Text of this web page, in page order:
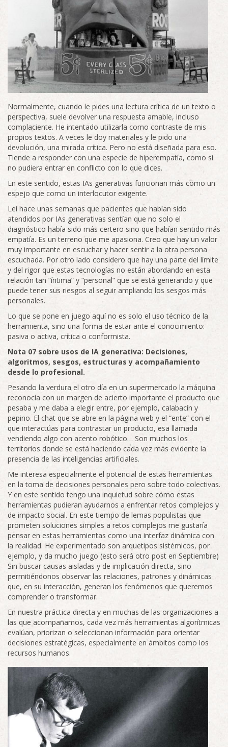
Normalmente, cuando le pides una lectura crítica de un texto o
perspectiva, suele devolver una respuesta amable, incluso
complaciente. He intentado utilizarla como contraste de mis
propios textos. A veces le doy materiales y le pido una
devolución, una mirada crítica. Pero no está diseñada para eso.
Tiende a responder con una especie de hiperempatía, como si
no pudiera entrar en conflicto con lo que dices.
En este sentido, estas IAs generativas funcionan más como un
espejo que como un interlocutor exigente.
Leí hace unas semanas que pacientes que habían sido
atendidos por IAs generativas sentían que no solo el
diagnóstico había sido más certero sino que habían sentido más
empatía. Es un terreno que me apasiona. Creo que hay un valor
muy importante en escuchar y hacer sentir a la otra persona
escuchada. Por otro lado considero que hay una parte del límite
y del rigor que estas tecnologías no están abordando en esta
relación tan “íntima” y “personal” que se está generando y que
puede tener sus riesgos al seguir ampliando los sesgos más
personales.
Lo que se pone en juego aquí no es solo el uso técnico de la
herramienta, sino una forma de estar ante el conocimiento:
pasiva o activa, crítica o conformista.
Nota 07 sobre usos de IA generativa: Decisiones,
algoritmos, sesgos, estructuras y acompañamiento
desde lo profesional.
Pesando la verdura el otro día en un supermercado la máquina
reconocía con un margen de acierto importante el producto que
pesaba y me daba a elegir entre, por ejemplo, calabacín y
pepino. El chat que se abre en la página web y el “ente” con el
que interactúas para contrastar un producto, esa llamada
vendiendo algo con acento robótico… Son muchos los
territorios donde se está haciendo cada vez más evidente la
presencia de las inteligencias artificiales.
Me interesa especialmente el potencial de estas herramientas
en la toma de decisiones personales pero sobre todo colectivas.
Y en este sentido tengo una inquietud sobre cómo estas
herramientas pudieran ayudarnos a enfrentar retos complejos y
de impacto social. En este tiempo de lemas populistas que
prometen soluciones simples a retos complejos me gustaría
pensar en estas herramientas como una interfaz dinámica con
la realidad. He experimentado son arquetipos sistémicos, por
ejemplo, y da mucho juego (esto será otro post en Septiembre)
Sin buscar causas aisladas y de implicación directa, sino
permitiéndonos observar las relaciones, patrones y dinámicas
que, en su interacción, generan los fenómenos que queremos
comprender o transformar.
En nuestra práctica directa y en muchas de las organizaciones a
las que acompañamos, cada vez más herramientas algorítmicas
evalúan, priorizan o seleccionan información para orientar
decisiones estratégicas, especialmente en ámbitos como los
recursos humanos.